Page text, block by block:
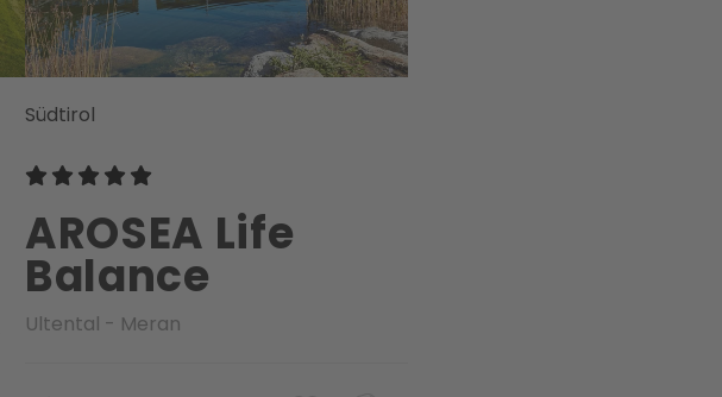
Südtirol
AROSEA Life
Balance
Ultental - Meran